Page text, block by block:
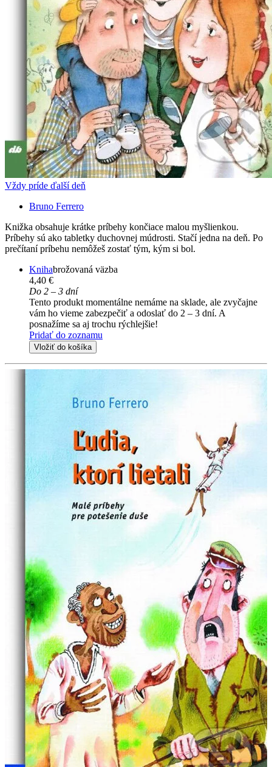
Vždy príde ďalší deň
Bruno Ferrero
Knižka obsahuje krátke príbehy končiace malou myšlienkou.
Príbehy sú ako tabletky duchovnej múdrosti. Stačí jedna na deň. Po
prečítaní príbehu nemôžeš zostať tým, kým si bol.
Knihabrožovaná väzba
4,40 €
Do 2 – 3 dní
Tento produkt momentálne nemáme na sklade, ale zvyčajne
vám ho vieme zabezpečiť a odoslať do 2 – 3 dní. A
posnažíme sa aj trochu rýchlejšie!
Pridať do zoznamu
Vložiť do košíka